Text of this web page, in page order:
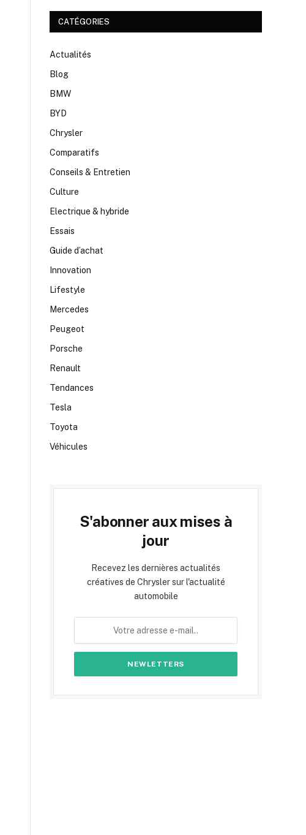
CATÉGORIES
Actualités
Blog
BMW
BYD
Chrysler
Comparatifs
Conseils & Entretien
Culture
Electrique & hybride
Essais
Guide d’achat
Innovation
Lifestyle
Mercedes
Peugeot
Porsche
Renault
Tendances
Tesla
Toyota
Véhicules
S'abonner aux mises à
jour
Recevez les dernières actualités
créatives de Chrysler sur l'actualité
automobile